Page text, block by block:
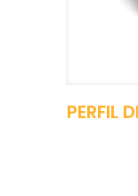
PERFIL